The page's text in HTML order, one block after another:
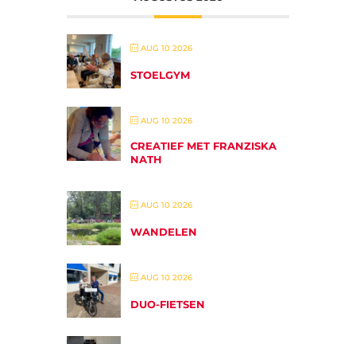
AUG 10 2026
STOELGYM
AUG 10 2026
CREATIEF MET FRANZISKA
NATH
AUG 10 2026
WANDELEN
AUG 10 2026
DUO-FIETSEN